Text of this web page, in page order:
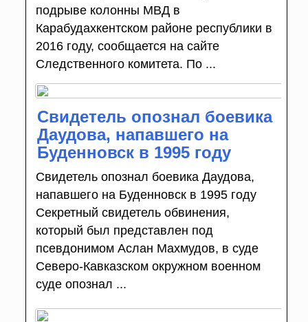
подрыве колонны МВД в
Карабудахкентском районе республики в
2016 году, сообщается на сайте
Следственного комитета. По ...
Свидетель опознал боевика
Даудова, напавшего на
Буденновск в 1995 году
Свидетель опознал боевика Даудова,
напавшего на Буденновск в 1995 году
Секретный свидетель обвинения,
который был представлен под
псевдонимом Аслан Махмудов, в суде
Северо-Кавказском окружном военном
суде опознал ...